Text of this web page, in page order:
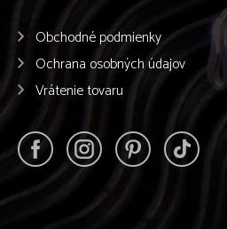
Obchodné podmienky
Ochrana osobných údajov
Vrátenie tovaru